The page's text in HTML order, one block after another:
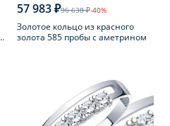
57 983 ₽96 638 ₽-40%
Золотое кольцо из красного
золота 585 пробы с аметрином